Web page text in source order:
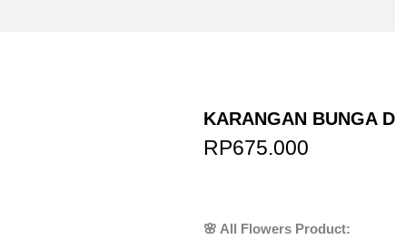
KARANGAN BUNGA
RP675.000
🌸 All Flowers Product: